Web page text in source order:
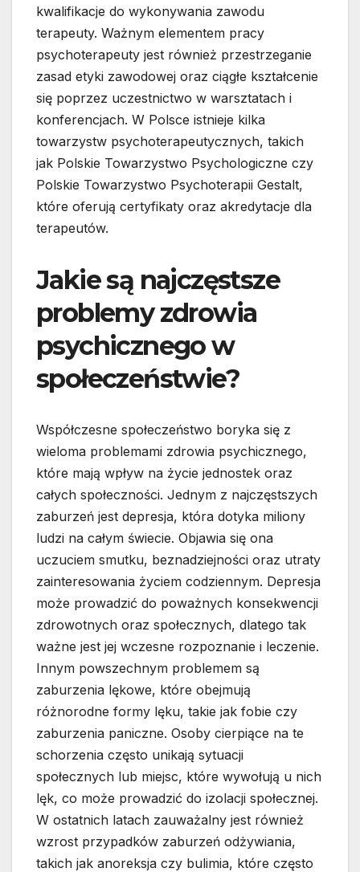
kwalifikacje do wykonywania zawodu
terapeuty. Ważnym elementem pracy
psychoterapeuty jest również przestrzeganie
zasad etyki zawodowej oraz ciągłe kształcenie
się poprzez uczestnictwo w warsztatach i
konferencjach. W Polsce istnieje kilka
towarzystw psychoterapeutycznych, takich
jak Polskie Towarzystwo Psychologiczne czy
Polskie Towarzystwo Psychoterapii Gestalt,
które oferują certyfikaty oraz akredytacje dla
terapeutów.
Jakie są najczęstsze
problemy zdrowia
psychicznego w
społeczeństwie?
Współczesne społeczeństwo boryka się z
wieloma problemami zdrowia psychicznego,
które mają wpływ na życie jednostek oraz
całych społeczności. Jednym z najczęstszych
zaburzeń jest depresja, która dotyka miliony
ludzi na całym świecie. Objawia się ona
uczuciem smutku, beznadziejności oraz utraty
zainteresowania życiem codziennym. Depresja
może prowadzić do poważnych konsekwencji
zdrowotnych oraz społecznych, dlatego tak
ważne jest jej wczesne rozpoznanie i leczenie.
Innym powszechnym problemem są
zaburzenia lękowe, które obejmują
różnorodne formy lęku, takie jak fobie czy
zaburzenia paniczne. Osoby cierpiące na te
schorzenia często unikają sytuacji
społecznych lub miejsc, które wywołują u nich
lęk, co może prowadzić do izolacji społecznej.
W ostatnich latach zauważalny jest również
wzrost przypadków zaburzeń odżywiania,
takich jak anoreksja czy bulimia, które często